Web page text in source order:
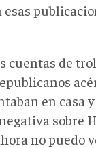
cuentas de
en casa
sobre
no puedo